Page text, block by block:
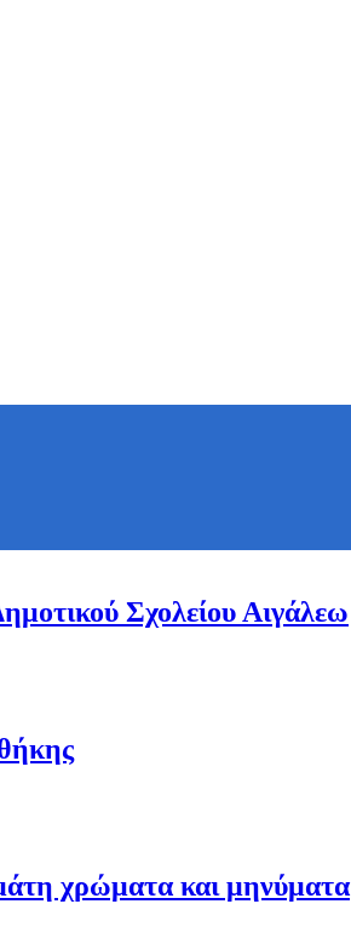
Σχολείου Αιγάλεω
χρώματα και μηνύματα